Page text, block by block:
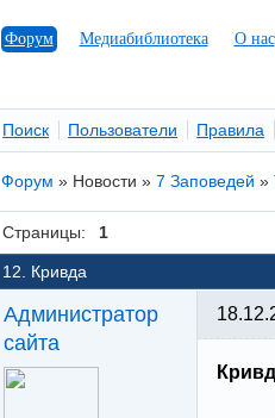
Форум Медиабиблиотека О нас
Поиск Пользователи Правила
Форум » Новости »7 Заповедей »
Страницы: 1
12. Кривда
Администратор
сайта